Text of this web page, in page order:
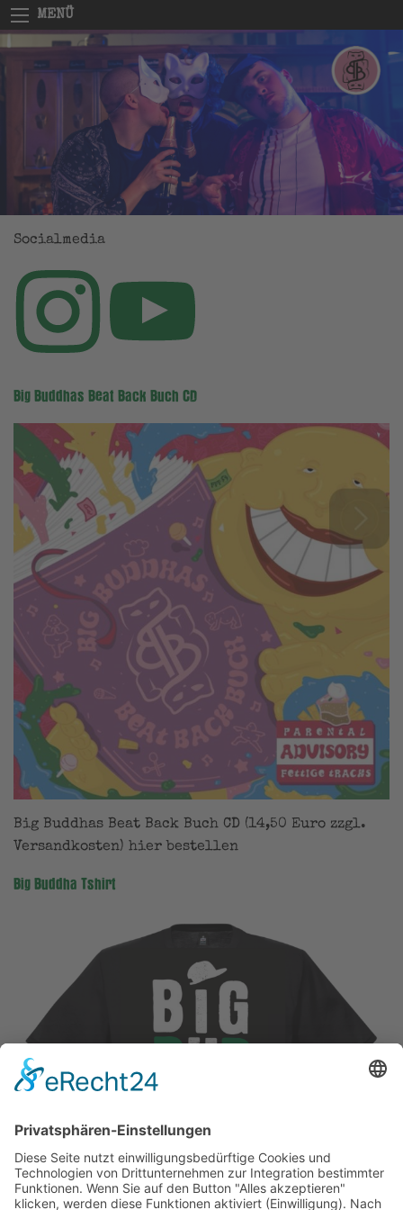
MENÜ
Socialmedia
Big Buddhas Beat Back Buch CD
Big Buddhas Beat Back Buch CD (14,50 Euro zzgl.
Versandkosten) hier bestellen
Big Buddha Tshirt